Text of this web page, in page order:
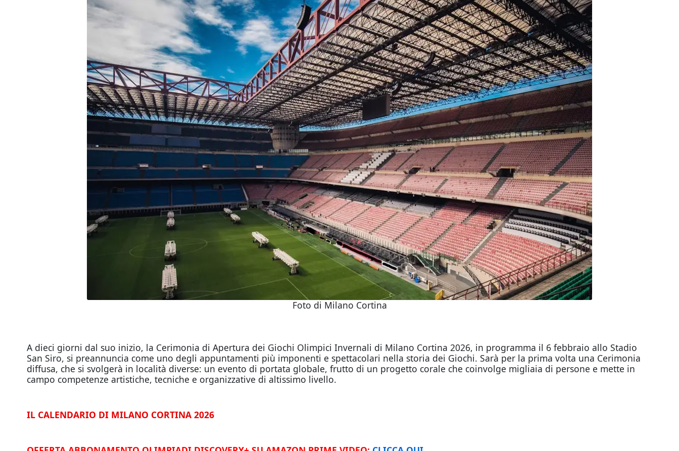
Foto di Milano Cortina
A dieci giorni dal suo inizio, la Cerimonia di Apertura dei Giochi Olimpici Invernali di Milano Cortina 2026, in programma il 6 febbraio allo Stadio
San Siro, si preannuncia come uno degli appuntamenti più imponenti e spettacolari nella storia dei Giochi. Sarà per la prima volta una Cerimonia
diffusa, che si svolgerà in località diverse: un evento di portata globale, frutto di un progetto corale che coinvolge migliaia di persone e mette in
campo competenze artistiche, tecniche e organizzative di altissimo livello.
IL CALENDARIO DI MILANO CORTINA 2026